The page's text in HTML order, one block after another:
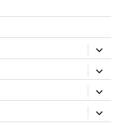
ouvrir
sous-
menu
ouvrir
sous-
menu
ouvrir
sous-
menu
ouvrir
sous-